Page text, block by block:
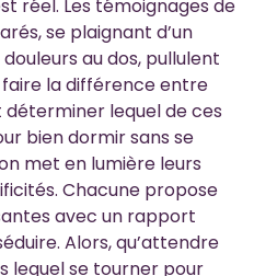
réel. Les témoignages de
se plaignant d’un
au dos, pullulent
la différence entre
lequel de ces
bien dormir sans se
met en lumière leurs
Chacune propose
avec un rapport
Alors, qu’attendre
lequel se tourner pour